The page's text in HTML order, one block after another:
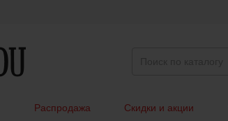
Распродажа Скидки и акции